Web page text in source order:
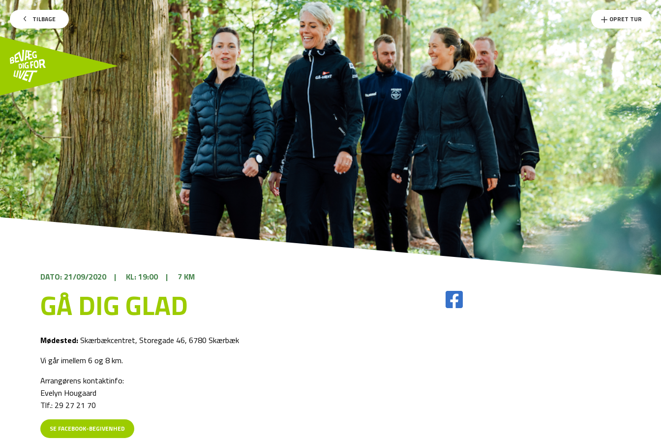
TILBAGE OPRET TUR
DATO: 21/09/2020 | KL: 19:00 | 7 KM
GÅ DIG GLAD
Mødested:Skærbækcentret, Storegade 46, 6780 Skærbæk
Vi går imellem 6 og 8 km.
Arrangørens kontaktinfo:
Evelyn Hougaard
Tlf.: 29 27 21 70
SE FACEBOOK-BEGIVENHED